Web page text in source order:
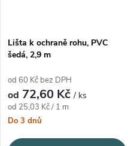
Lišta k ochraně rohu, PVC
šedá, 2,9 m
od 60 Kč bez DPH
od 72,60 Kč/ ks
Měrná cena:
od 25,03 Kč / 1 m
Do 3 dnů